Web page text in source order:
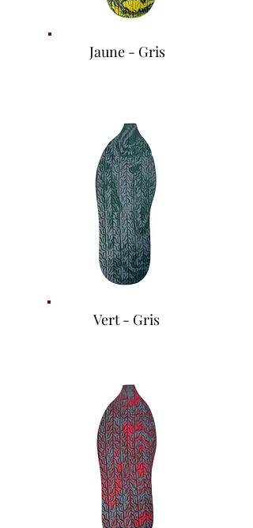
Jaune - Gris
Vert - Gris